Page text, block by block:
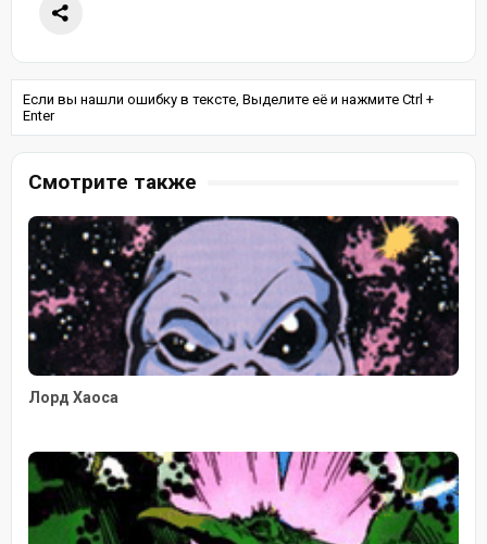
Если вы нашли ошибку в тексте, Выделите её и нажмите Ctrl +
Enter
Смотрите также
Лорд Хаоса